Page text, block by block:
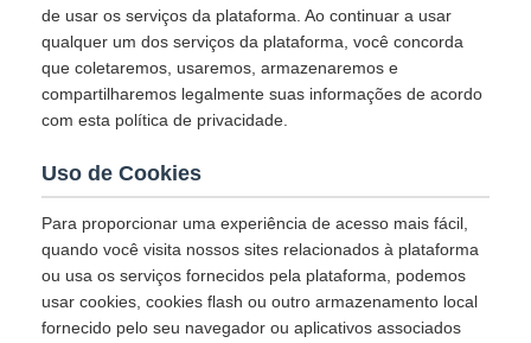
de usar os serviços da plataforma. Ao continuar a usar
qualquer um dos serviços da plataforma, você concorda
que coletaremos, usaremos, armazenaremos e
compartilharemos legalmente suas informações de acordo
com esta política de privacidade.
Uso de Cookies
Para proporcionar uma experiência de acesso mais fácil,
quando você visita nossos sites relacionados à plataforma
ou usa os serviços fornecidos pela plataforma, podemos
usar cookies, cookies flash ou outro armazenamento local
fornecido pelo seu navegador ou aplicativos associados